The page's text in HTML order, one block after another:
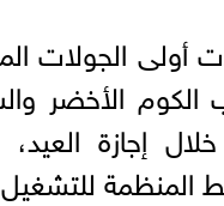
الجولات
الأخضر
إجازة
المنظمة